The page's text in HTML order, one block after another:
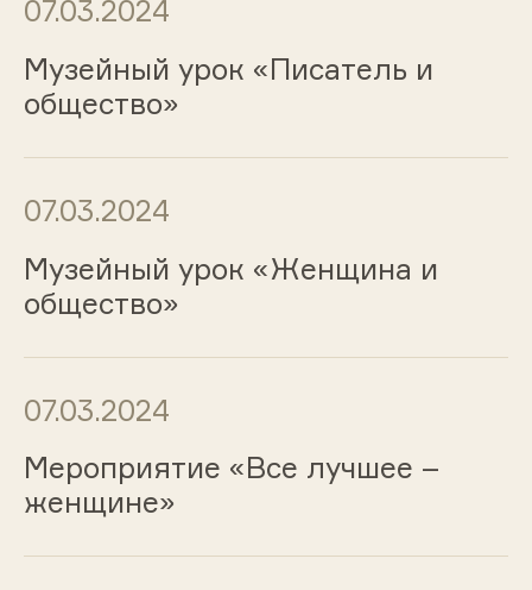
07.03.2024
Музейный урок «Писатель и
общество»
07.03.2024
Музейный урок «Женщина и
общество»
07.03.2024
Мероприятие «Все лучшее –
женщине»